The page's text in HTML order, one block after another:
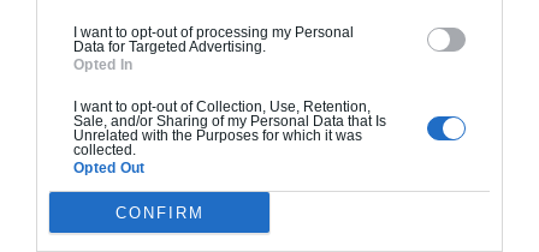
I want to opt-out of processing my Personal
Data for Targeted Advertising.
Opted In
I want to opt-out of Collection, Use, Retention,
Sale, and/or Sharing of my Personal Data that Is
Unrelated with the Purposes for which it was
collected.
Opted Out
CONFIRM
Construction BBC
Chiffrage estimatif pour : Fondations et normes
standards. Construction en bloc coffrant isolant
(RT 2020). Finitions haut de gamme. Le prix "clé